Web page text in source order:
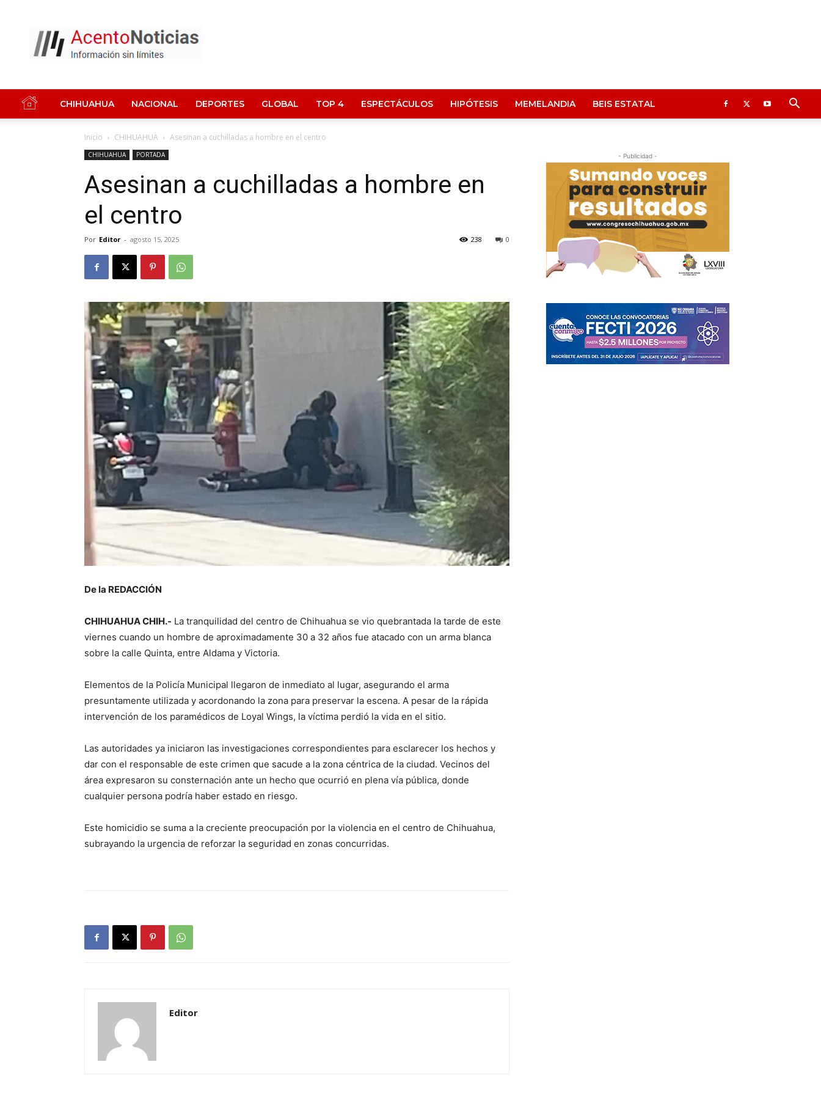
Noticias
CHIHUAHUA NACIONAL DEPORTES GLOBAL TOP 4 ESPECTÁCULOS HIPÓTESIS MEMELANDIA BEIS ESTATAL
Inicio CHIHUAHUA Asesinan a cuchilladas a hombre en el centro
CHIHUAHUA PORTADA
Asesinan a cuchilladas a hombre en
el centro
Por Editor - agosto 15, 2025 0
238
De la REDACCIÓN
CHIHUAHUA CHIH.- La tranquilidad del centro de Chihuahua se vio quebrantada la tarde de este
viernes cuando un hombre de aproximadamente 30 a 32 años fue atacado con un arma blanca
sobre la calle Quinta, entre Aldama y Victoria.
Elementos de la Policía Municipal llegaron de inmediato al lugar, asegurando el arma
presuntamente utilizada y acordonando la zona para preservar la escena. A pesar de la rápida
intervención de los paramédicos de Loyal Wings, la víctima perdió la vida en el sitio.
Las autoridades ya iniciaron las investigaciones correspondientes para esclarecer los hechos y
dar con el responsable de este crimen que sacude a la zona céntrica de la ciudad. Vecinos del
área expresaron su consternación ante un hecho que ocurrió en plena vía pública, donde
cualquier persona podría haber estado en riesgo.
Este homicidio se suma a la creciente preocupación por la violencia en el centro de Chihuahua,
subrayando la urgencia de reforzar la seguridad en zonas concurridas.
Editor
- Publicidad -